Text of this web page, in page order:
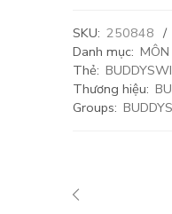
SKU: 250848
Danh mục: MÔN
Thẻ:
Thương hiệu:
Groups: